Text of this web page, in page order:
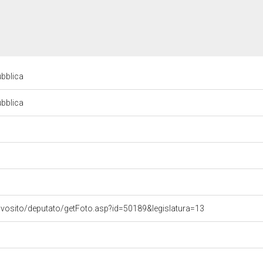
deputato/getFoto.asp?id=50189&legislatura=13